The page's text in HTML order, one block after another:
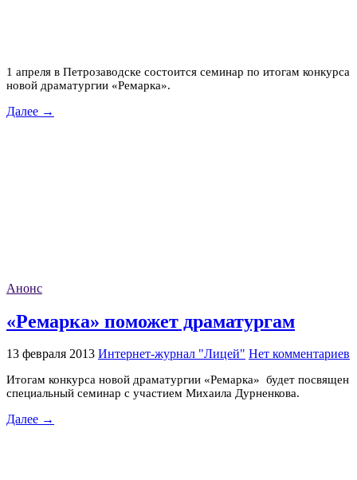
1 апреля в Петрозаводске состоится семинар по итогам конкурса
новой драматургии «Ремарка».
Далее →
Анонс
«Ремарка» поможет драматургам
13 февраля 2013 Интернет-журнал "Лицей" Нет комментариев
Итогам конкурса новой драматургии «Ремарка» будет посвящен
специальный семинар с участием Михаила Дурненкова.
Далее →